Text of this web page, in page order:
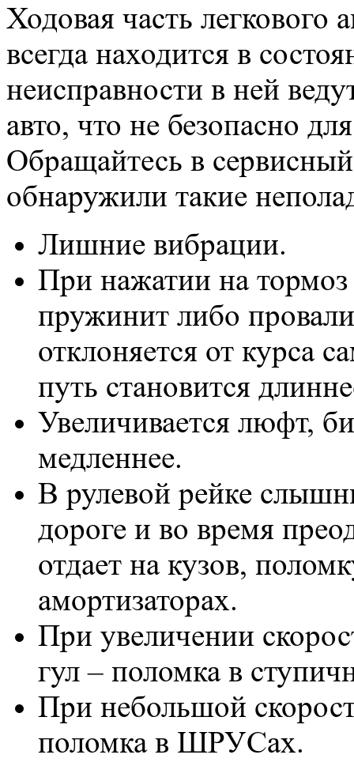
Ходовая часть легкового
всегда находится в
неисправности в ней
авто, что не безопасно
Обращайтесь в
обнаружили такие
Лишние вибрации.
При нажатии на
пружинит либо
отклоняется от курса
путь становится
Увеличивается люфт,
медленнее.
В рулевой рейке
дороге и во время
отдает на кузов,
амортизаторах.
При увеличении
гул – поломка в
При небольшой
поломка в ШРУСах.